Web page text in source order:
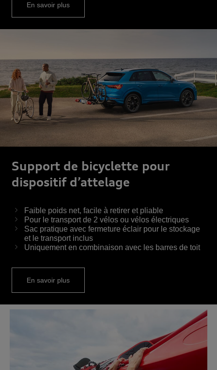
En savoir plus
Support de bicyclette pour
dispositif d’attelage
Faible poids net, facile à retirer et pliable
Pour le transport de 2 vélos ou vélos électriques
Sac pratique avec fermeture éclair pour le stockage
et le transport inclus
Uniquement en combinaison avec les barres de toit
En savoir plus